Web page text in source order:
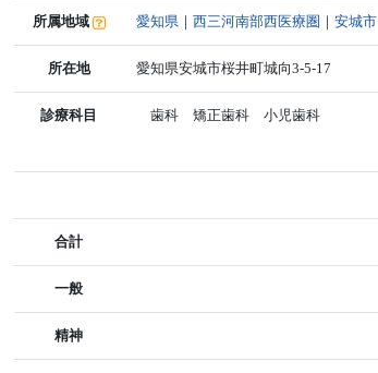
所属地域 愛知県 ｜西三河南部西医療圏 ｜安城市
所在地 愛知県安城市桜井町城向3-5-17
診療科目 歯科 矯正歯科 小児歯科
合計
一般
精神